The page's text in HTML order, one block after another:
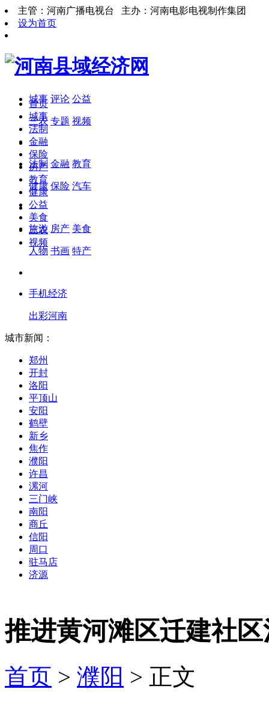
主管：河南广播电视台 主办：河南电影电视制作集团
设为首页
城事 评论 公益
三农 专题 视频
法制 金融 教育
健康 保险 汽车
旅游 房产 美食
人物 书画 特产
手机经济
出彩河南
首页
城事
法制
金融
保险
房产
教育
健康
公益
美食
三农
视频
城市新闻：
郑州
开封
洛阳
平顶山
安阳
鹤壁
新乡
焦作
濮阳
许昌
漯河
三门峡
南阳
商丘
信阳
周口
驻马店
济源
推进黄河滩区迁建社
首页 > 濮阳 > 正文